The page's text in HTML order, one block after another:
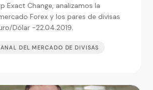
Exact Change, analizamos la
Forex y los pares de divisas
Dólar -22.04.2019.
DEL MERCADO DE DIVISAS